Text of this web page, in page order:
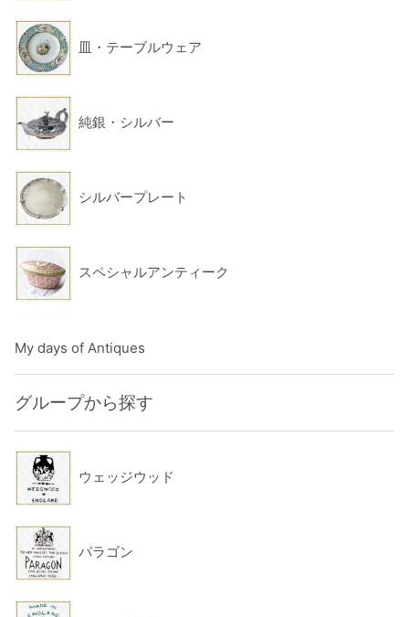
皿・テーブルウェア
純銀・シルバー
シルバープレート
スペシャルアンティーク
My days of Antiques
グループから探す
ウェッジウッド
パラゴン